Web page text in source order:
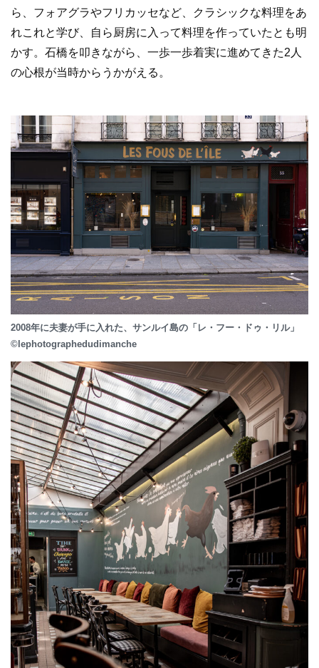
ら、フォアグラやフリカッセなど、クラシックな料理をあ
れこれと学び、自ら厨房に入って料理を作っていたとも明
かす。石橋を叩きながら、一歩一歩着実に進めてきた2人
の心根が当時からうかがえる。
2008年に夫妻が手に入れた、サンルイ島の「レ・フー・ドゥ・リル」
©lephotographedudimanche